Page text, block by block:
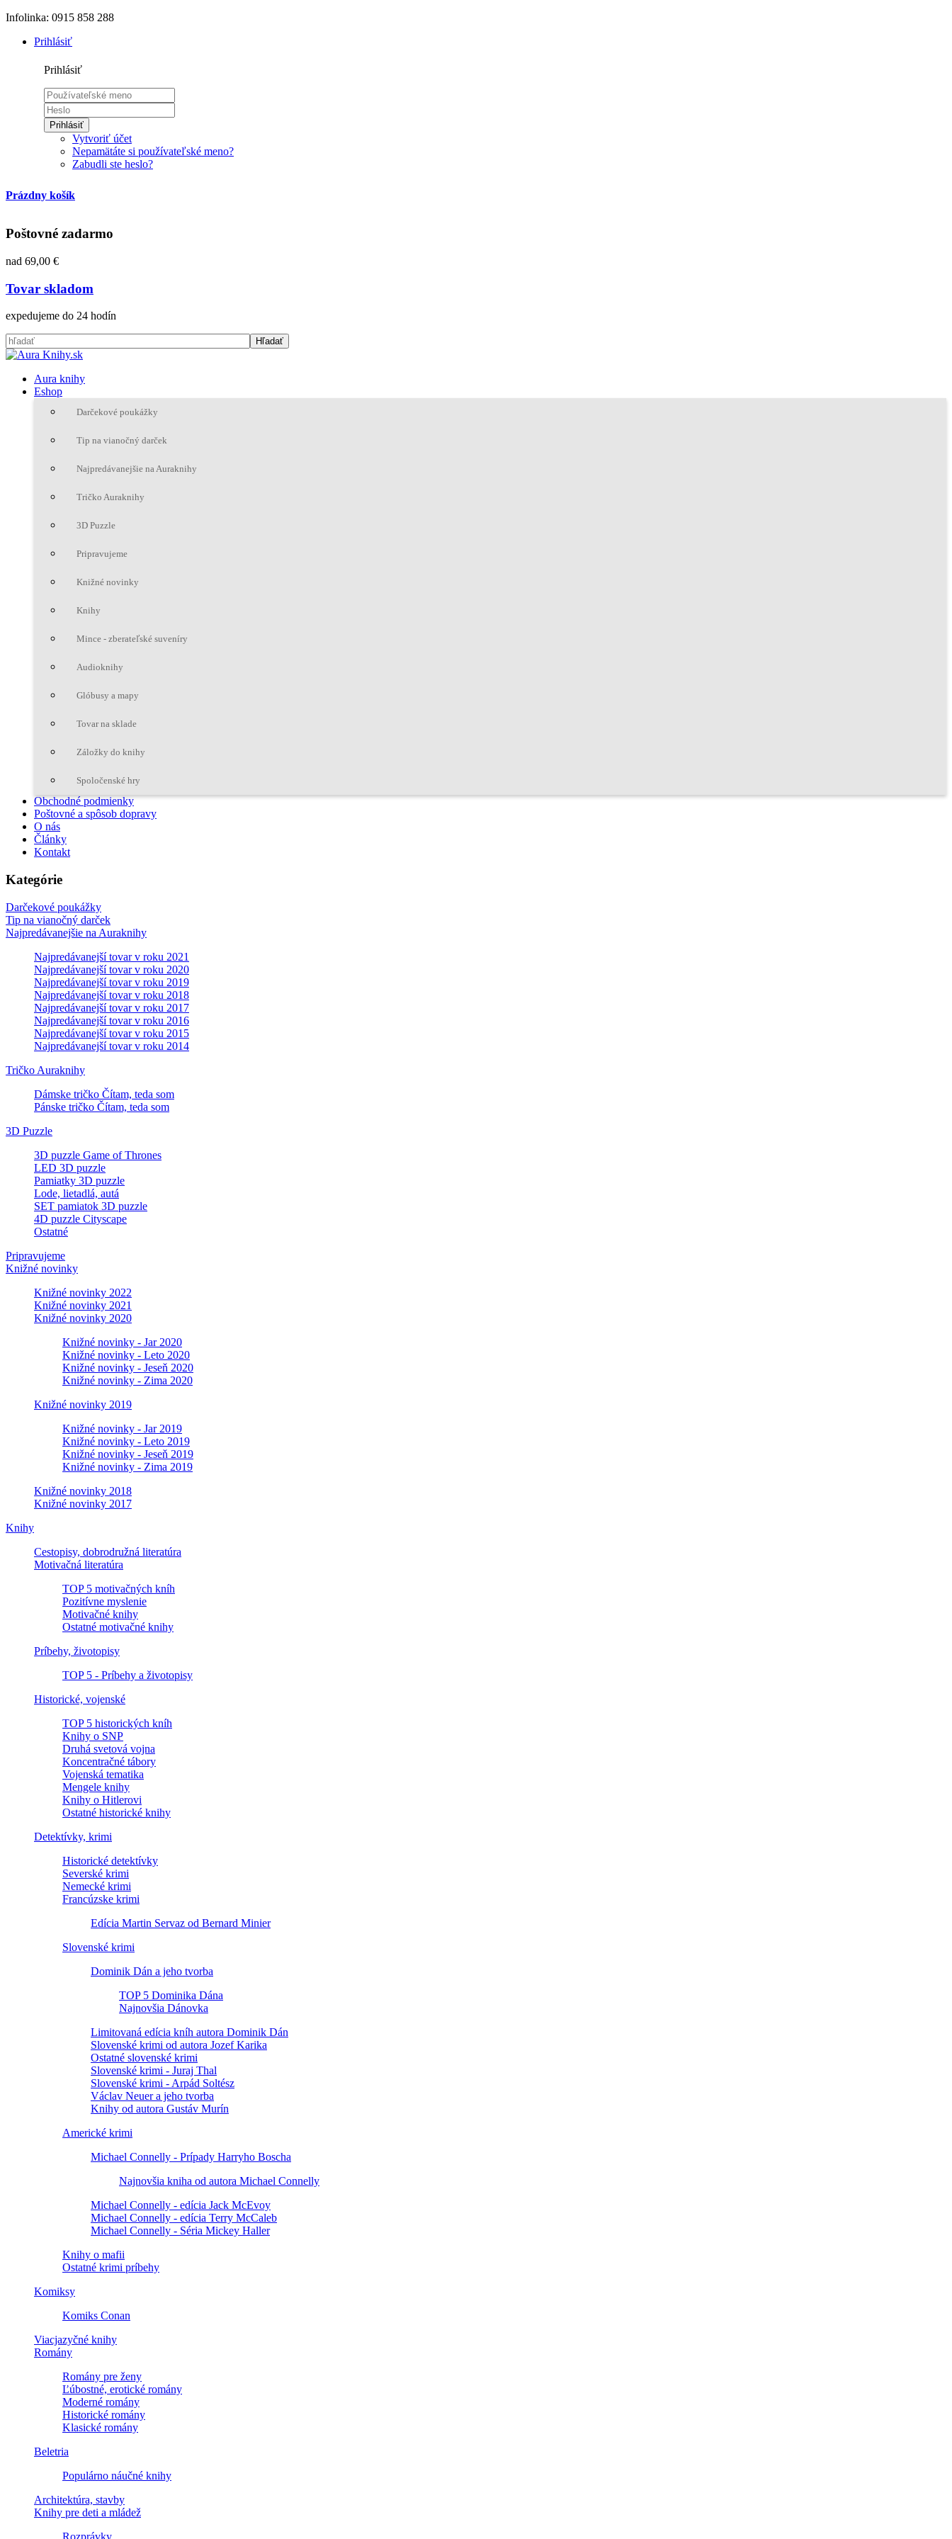
Infolinka: 0915 858 288
Prihlásiť
Prihlásiť
Prihlásiť
Vytvoriť účet
Nepamätáte si používateľské meno?
Zabudli ste heslo?
Prázdny košík
Poštovné zadarmo
nad 69,00 €
Tovar skladom
expedujeme do 24 hodín
Aura knihy
Eshop
Darčekové poukážky
Tip na vianočný darček
Najpredávanejšie na Auraknihy
Tričko Auraknihy
3D Puzzle
Pripravujeme
Knižné novinky
Knihy
Mince - zberateľské suveníry
Audioknihy
Glóbusy a mapy
Tovar na sklade
Záložky do knihy
Spoločenské hry
Obchodné podmienky
Poštovné a spôsob dopravy
O nás
Články
Kontakt
Kategórie
Darčekové poukážky
Tip na vianočný darček
Najpredávanejšie na Auraknihy
Najpredávanejší tovar v roku 2021
Najpredávanejší tovar v roku 2020
Najpredávanejší tovar v roku 2019
Najpredávanejší tovar v roku 2018
Najpredávanejší tovar v roku 2017
Najpredávanejší tovar v roku 2016
Najpredávanejší tovar v roku 2015
Najpredávanejší tovar v roku 2014
Tričko Auraknihy
Dámske tričko Čítam, teda som
Pánske tričko Čítam, teda som
3D Puzzle
3D puzzle Game of Thrones
LED 3D puzzle
Pamiatky 3D puzzle
Lode, lietadlá, autá
SET pamiatok 3D puzzle
4D puzzle Cityscape
Ostatné
Pripravujeme
Knižné novinky
Knižné novinky 2022
Knižné novinky 2021
Knižné novinky 2020
Knižné novinky - Jar 2020
Knižné novinky - Leto 2020
Knižné novinky - Jeseň 2020
Knižné novinky - Zima 2020
Knižné novinky 2019
Knižné novinky - Jar 2019
Knižné novinky - Leto 2019
Knižné novinky - Jeseň 2019
Knižné novinky - Zima 2019
Knižné novinky 2018
Knižné novinky 2017
Knihy
Cestopisy, dobrodružná literatúra
Motivačná literatúra
TOP 5 motivačných kníh
Pozitívne myslenie
Motivačné knihy
Ostatné motivačné knihy
Príbehy, životopisy
TOP 5 - Príbehy a životopisy
Historické, vojenské
TOP 5 historických kníh
Knihy o SNP
Druhá svetová vojna
Koncentračné tábory
Vojenská tematika
Mengele knihy
Knihy o Hitlerovi
Ostatné historické knihy
Detektívky, krimi
Historické detektívky
Severské krimi
Nemecké krimi
Francúzske krimi
Edícia Martin Servaz od Bernard Minier
Slovenské krimi
Dominik Dán a jeho tvorba
TOP 5 Dominika Dána
Najnovšia Dánovka
Limitovaná edícia kníh autora Dominik Dán
Slovenské krimi od autora Jozef Karika
Ostatné slovenské krimi
Slovenské krimi - Juraj Thal
Slovenské krimi - Arpád Soltész
Václav Neuer a jeho tvorba
Knihy od autora Gustáv Murín
Americké krimi
Michael Connelly - Prípady Harryho Boscha
Najnovšia kniha od autora Michael Connelly
Michael Connelly - edícia Jack McEvoy
Michael Connelly - edícia Terry McCaleb
Michael Connelly - Séria Mickey Haller
Knihy o mafii
Ostatné krimi príbehy
Komiksy
Komiks Conan
Viacjazyčné knihy
Romány
Romány pre ženy
Ľúbostné, erotické romány
Moderné romány
Historické romány
Klasické romány
Beletria
Populárno náučné knihy
Architektúra, stavby
Knihy pre deti a mládež
Rozprávky